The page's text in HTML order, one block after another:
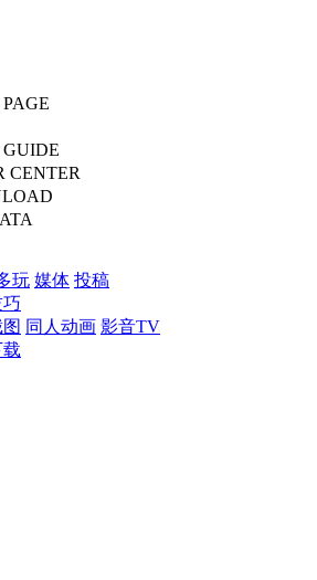
CENTER
玩 媒体 投稿
同人动画 影音TV